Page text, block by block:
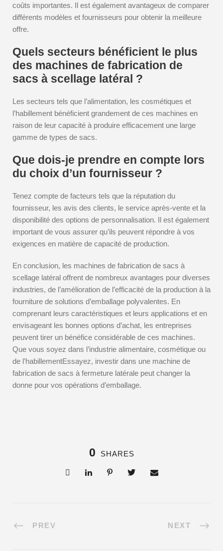
coûts importantes. Il est également avantageux de comparer
différents modèles et fournisseurs pour obtenir la meilleure
offre.
Quels secteurs bénéficient le plus
des machines de fabrication de
sacs à scellage latéral ?
Les secteurs tels que l’alimentation, les cosmétiques et
l’habillement bénéficient grandement de ces machines en
raison de leur capacité à produire efficacement une large
gamme de types de sacs.
Que dois-je prendre en compte lors
du choix d’un fournisseur ?
Tenez compte de facteurs tels que la réputation du
fournisseur, les avis des clients, le service après-vente et la
disponibilité des options de personnalisation. Il est également
important de vous assurer qu’ils peuvent répondre à vos
exigences en matière de capacité de production.
En conclusion, les machines de fabrication de sacs à
scellage latéral offrent de nombreux avantages pour diverses
industries, de l’amélioration de l’efficacité de la production à la
fourniture de solutions d’emballage polyvalentes. En
comprenant leurs caractéristiques et leurs applications et en
envisageant les bonnes options d’achat, les entreprises
peuvent tirer un bénéfice considérable de ces machines.
Que vous soyez dans l’industrie alimentaire, cosmétique ou
de l’habillementEssayez, investir dans une machine de
fabrication de sacs à fermeture latérale peut changer la
donne pour vos opérations d’emballage.
0 SHARES
PREV NEXT